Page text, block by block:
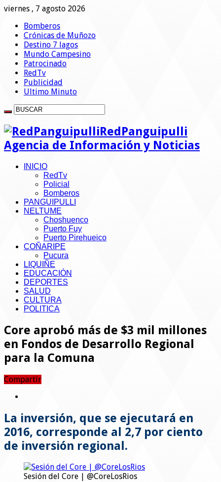
viernes , 7 agosto 2026
Bomberos
Crónicas de Muñozo
Destino 7 lagos
Mundo Campesino
Patrocinado
RedTv
Publicidad
Ultimo Minuto
RedPanguipulli
Agencia de Información y Noticias
INICIO
RedTv
Policial
Bomberos
PANGUIPULLI
NELTUME
Choshuenco
Puerto Fuy
Puerto Pirehueico
COÑARIPE
Pucura
LIQUIÑE
EDUCACIÓN
DEPORTES
SALUD
CULTURA
POLITICA
Core aprobó más de $3 mil millones
en Fondos de Desarrollo Regional
para la Comuna
Compartir
La inversión, que se ejecutará en
2016, corresponde al 2,7 por ciento
de inversión regional.
Sesión del Core | @CoreLosRios